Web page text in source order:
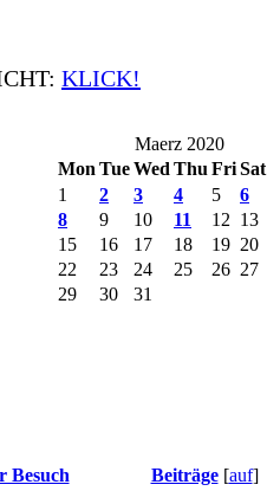
KLICK!
Maerz 2020
Mon TueWed Thu FriSat
1
2 3 4 5 6
8
9 10 11 12 13
15
16 17 18 19 20
22
23 24 25 26 27
29
30 31
Besuch Beiträge [auf]